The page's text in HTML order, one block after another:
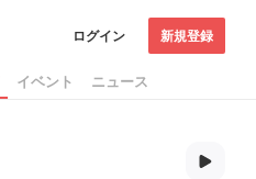
ログイン 新規登録
イベント ニュース